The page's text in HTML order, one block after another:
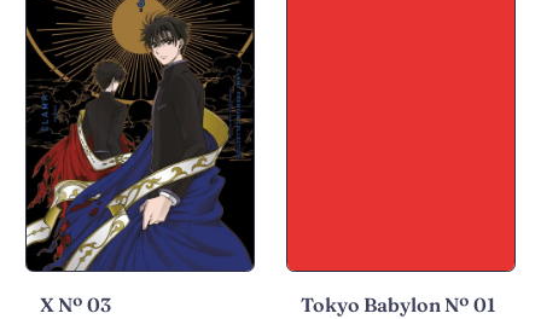
X Nº 03 Tokyo Babylon Nº 01